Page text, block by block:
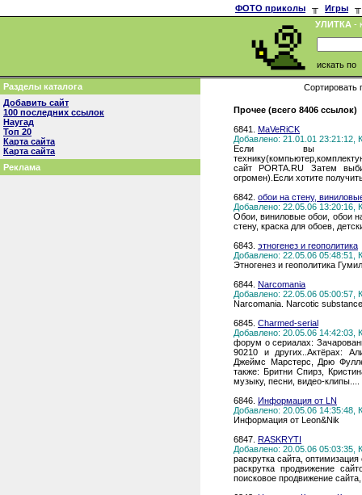
ФОТО приколы ╥ Игры
╥
УЛИТКА -
искать по
Разделы каталога
Добавить сайт
100 последних ссылок
Наугад
Топ 20
Карта сайта
Карта сайта
Реклама
Сортировать
Прочее (всего 8406 ссылок)
6841. MaVeRiCK
Добавлено: 21.01.01 23:21:12,
Если вы
сайт PORTA.RU Затем
огромен).Если хотите
6842. обои на стену,
Добавлено: 22.05.06 13:20:16,
Обои, виниловые обои, обои
стену, краска для обоев,
6843. этногенез и геополитика
Добавлено: 22.05.06 05:48:51,
Этногенез и геополитика
6844. Narcomania
Добавлено: 22.05.06 05:00:57,
Narcomania. Narcotic
6845. Charmed-serial
Добавлено: 20.05.06 14:42:03,
форум о сериалах:
90210 и других..Актёрах:
Джеймс Марстерс, Дрю
также: Бритни Спирз,
музыку, песни, видео-клипы....
6846. Информация от LN
Добавлено: 20.05.06 14:35:48,
Информация от Leon&Nik
6847. RASKRYTI
Добавлено: 20.05.06 05:03:35,
раскрутка сайта,
раскрутка продвижение
поисковое продвижение